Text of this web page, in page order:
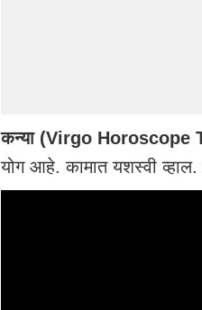
कन्या (Virgo Horoscope
योग आहे. कामात यशस्वी व्हाल.